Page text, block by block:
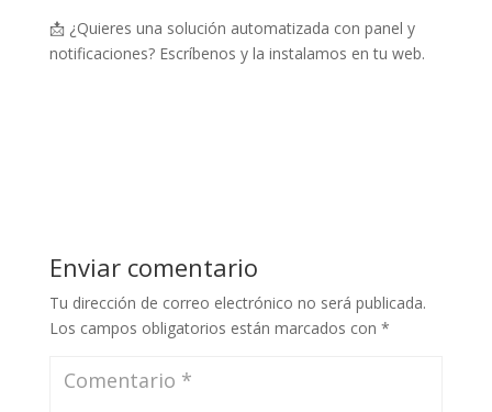
📩 ¿Quieres una solución automatizada con panel y
notificaciones? Escríbenos y la instalamos en tu web.
Enviar comentario
Tu dirección de correo electrónico no será publicada.
Los campos obligatorios están marcados con *